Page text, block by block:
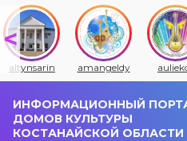
altynsarin amangeldy
ИНФОРМАЦИОННЫЙ
ДОМОВ КУЛЬТУРЫ
КОСТАНАЙСКОЙ ОБЛАСТИ